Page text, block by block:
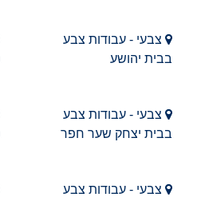
צבעי - עבודות צבע
בבית יהושע
צבעי - עבודות צבע
בבית יצחק שער חפר
צבעי - עבודות צבע